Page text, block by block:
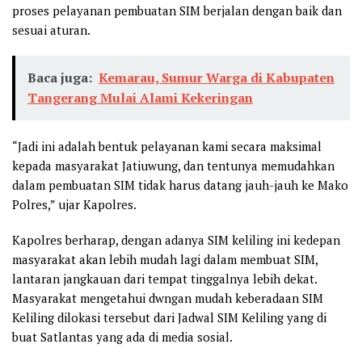
proses pelayanan pembuatan SIM berjalan dengan baik dan
sesuai aturan.
Baca juga: Kemarau, Sumur Warga di Kabupaten
Tangerang Mulai Alami Kekeringan
“Jadi ini adalah bentuk pelayanan kami secara maksimal
kepada masyarakat Jatiuwung, dan tentunya memudahkan
dalam pembuatan SIM tidak harus datang jauh-jauh ke Mako
Polres,” ujar Kapolres.
Kapolres berharap, dengan adanya SIM keliling ini kedepan
masyarakat akan lebih mudah lagi dalam membuat SIM,
lantaran jangkauan dari tempat tinggalnya lebih dekat.
Masyarakat mengetahui dwngan mudah keberadaan SIM
Keliling dilokasi tersebut dari Jadwal SIM Keliling yang di
buat Satlantas yang ada di media sosial.